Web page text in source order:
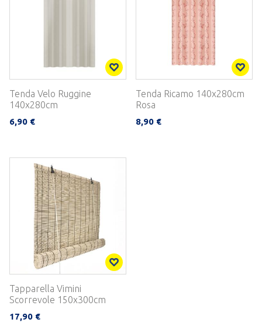
Tenda Velo Ruggine
140x280cm
6,90 €
Tenda Ricamo 140x280cm
Rosa
8,90 €
Tapparella Vimini
Scorrevole 150x300cm
17,90 €